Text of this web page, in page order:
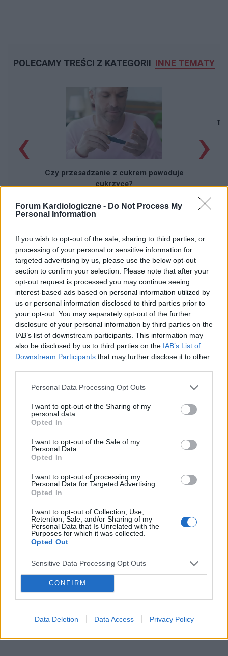
Forum Kardiologiczne - Do Not Process My
Personal Information
If you wish to opt-out of the sale, sharing to third parties, or
processing of your personal or sensitive information for
targeted advertising by us, please use the below opt-out
section to confirm your selection. Please note that after your
opt-out request is processed you may continue seeing
interest-based ads based on personal information utilized by
us or personal information disclosed to third parties prior to
your opt-out. You may separately opt-out of the further
disclosure of your personal information by third parties on the
IAB’s list of downstream participants. This information may
also be disclosed by us to third parties on the IAB’s List of
Downstream Participants that may further disclose it to other
Personal Data Processing Opt Outs
I want to opt-out of the Sharing of my
personal data.
Opted In
I want to opt-out of the Sale of my
Personal Data.
Opted In
I want to opt-out of processing my
Personal Data for Targeted Advertising.
Opted In
I want to opt-out of Collection, Use,
Retention, Sale, and/or Sharing of my
Personal Data that Is Unrelated with the
Purposes for which it was collected.
Opted Out
Sensitive Data Processing Opt Outs
CONFIRM
Data Deletion Data Access Privacy Policy
POLECAMY TREŚCI Z KATEGORII INNE TEMATY
Czy przesadzanie z cukrem powoduje
cukrzycę?
‹ ›
Reklama: